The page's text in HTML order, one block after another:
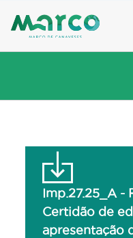
to
Imp.27.25_A
Certidão de
apresentação